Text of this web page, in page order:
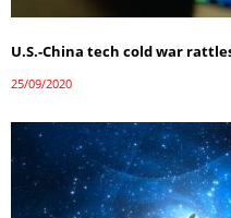
U.S.-China tech cold war
25/09/2020